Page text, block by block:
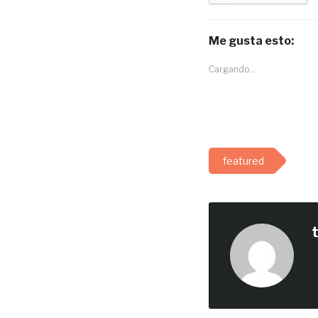
Me gusta esto:
Cargando...
featured